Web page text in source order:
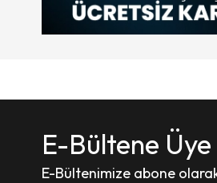
E-Bültene
E-Bültenimize abone